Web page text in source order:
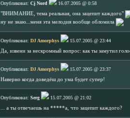
Опубликовал: Cj Nord
16.07.2005 @ 0:58
"ВНИМАНИЕ, тема реальная, она зацепит каждого"
ну не знаю...меня эта мелодия вообще обломила
Опубликовал: DJ Amorphys
15.07.2005 @ 23:44
Да, извени за нескромный вопрос: как ты замутил
Опубликовал: DJ Amorphys
15.07.2005 @ 23:37
Наверно когда доведёш до ума будет супер!
Опубликовал: Serg
15.07.2005 @ 21:02
... а ты отвечаешь на *****а, что зацепит каждого?